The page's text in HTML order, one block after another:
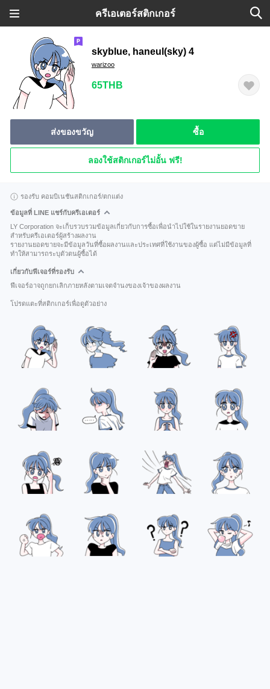
ครีเอเตอร์สติกเกอร์
skyblue, haneul(sky) 4
warizoo
65THB
ส่งของขวัญ ซื้อ
ลองใช้สติกเกอร์ไม่อั้น ฟรี!
รองรับ คอมบิเนชันสติกเกอร์/ตกแต่ง
ข้อมูลที่ LINE แชร์กับครีเอเตอร์
LY Corporation จะเก็บรวบรวมข้อมูลเกี่ยวกับการซื้อเพื่อนำไปใช้ในรายงานยอดขาย
สำหรับครีเอเตอร์ผู้สร้างผลงาน
รายงานยอดขายจะมีข้อมูลวันที่ซื้อผลงานและประเทศที่ใช้งานของผู้ซื้อ แต่ไม่มีข้อมูลที่
ทำให้สามารถระบุตัวตนผู้ซื้อได้
เกี่ยวกับฟีเจอร์ที่รองรับ
ฟีเจอร์อาจถูกยกเลิกภายหลังตามเจตจำนงของเจ้าของผลงาน
โปรดแตะที่สติกเกอร์เพื่อดูตัวอย่าง